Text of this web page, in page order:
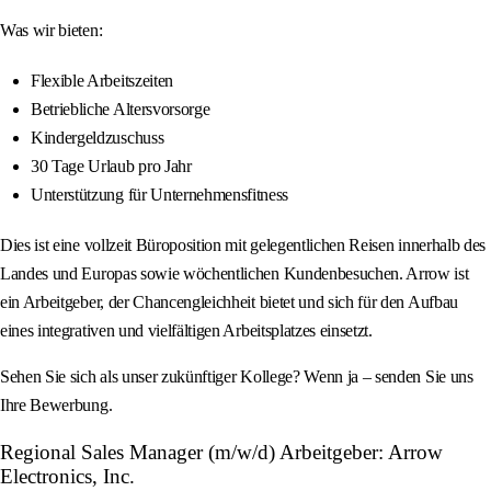
Was wir bieten:
Flexible Arbeitszeiten
Betriebliche Altersvorsorge
Kindergeldzuschuss
30 Tage Urlaub pro Jahr
Unterstützung für Unternehmensfitness
Dies ist eine vollzeit Büroposition mit gelegentlichen Reisen innerhalb des
Landes und Europas sowie wöchentlichen Kundenbesuchen. Arrow ist
ein Arbeitgeber, der Chancengleichheit bietet und sich für den Aufbau
eines integrativen und vielfältigen Arbeitsplatzes einsetzt.
Sehen Sie sich als unser zukünftiger Kollege? Wenn ja – senden Sie uns
Ihre Bewerbung.
Regional Sales Manager (m/w/d) Arbeitgeber: Arrow
Electronics, Inc.